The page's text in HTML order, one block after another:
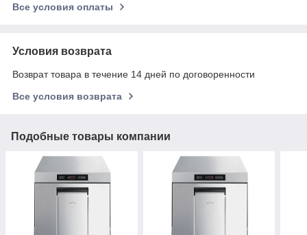
Все условия оплаты
Условия возврата
Возврат товара в течение 14 дней по договоренности
Все условия возврата
Подобные товары компании